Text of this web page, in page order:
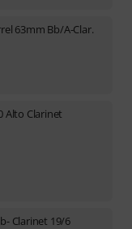
63mm Bb/A-Clar.
Alto Clarinet
Clarinet 19/6